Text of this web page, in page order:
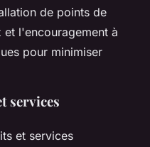
de points de
et l'encouragement à
pour minimiser
services
et services